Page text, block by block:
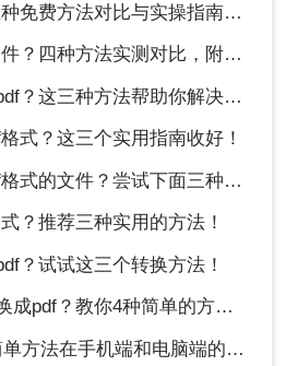
法对比与实操指南（附详细表格）！
方法实测对比，附各场景最优选！
这三种方法帮助你解决问题！
式？这三个实用指南收好！
的文件？尝试下面三种方法！
？推荐三种实用的方法！
？试试这三个转换方法！
pdf？教你4种简单的方法！
在手机端和电脑端的操作差异！